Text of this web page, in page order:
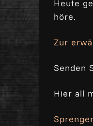
Heute
höre.
Zur
Senden
Hier all